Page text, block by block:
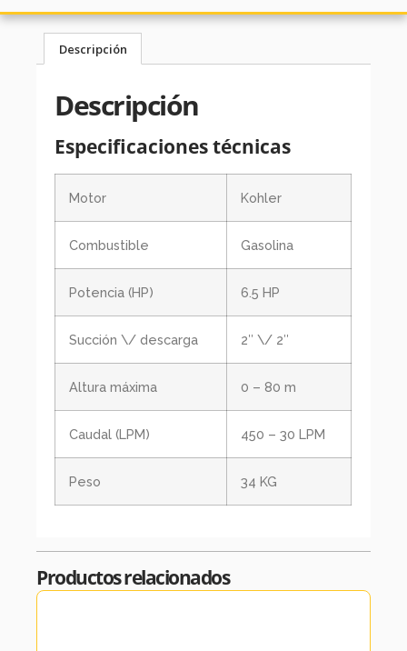
Descripción
Descripción
Especificaciones técnicas
Motor Kohler
Combustible Gasolina
Potencia (HP) 6.5 HP
Succión \/ descarga 2″ \/ 2″
Altura máxima 0 – 80 m
Caudal (LPM) 450 – 30 LPM
Peso 34 KG
Productos relacionados